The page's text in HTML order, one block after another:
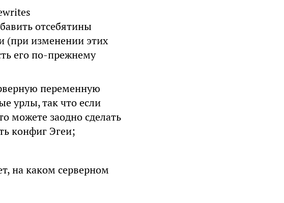
отсебятины
(при изменении этих
его по-прежнему
переменную
урлы, так что если
можете заодно сделать
конфиг Эгеи;
на каком серверном